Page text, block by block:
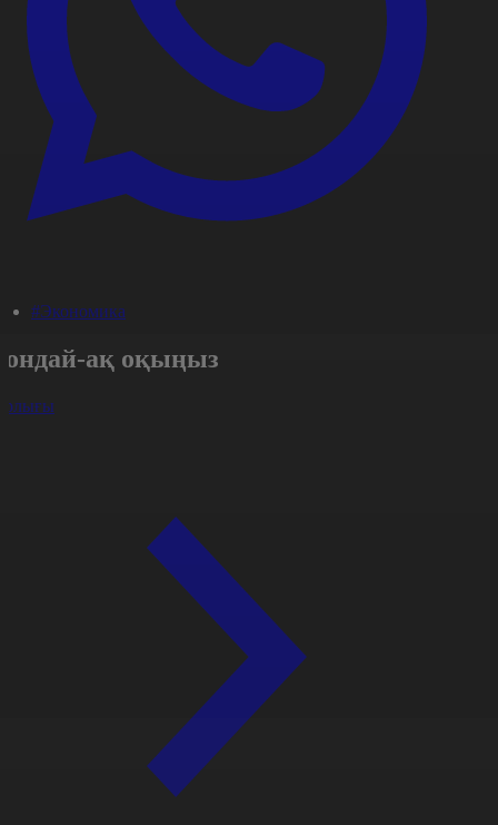
#Экономика
ақ оқыңыз